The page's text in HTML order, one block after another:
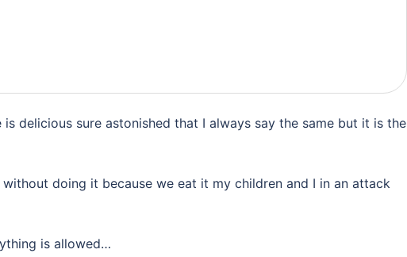
delicious sure astonished that I always say the same but it is the
doing it because we eat it my children and I in an attack
is allowed…